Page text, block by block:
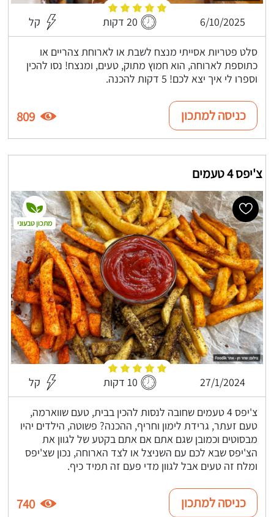
6/10/2025 20 דקות קל
סלט פטריות אסייתי מנצח לשבת או לארוחת צהריים או
כתוספת לארוחה, הוא חמוץ מתוק, טעים, ומנצח! נסו להכין
וספרו לי איך יצא לכם! 5 דקות להכנה.
כניסה למתכון 809
צ'יפס 4 טעמים
27/1/2024 10 דקות קל
צ'יפס 4 טעמים שחובה לנסות להכין בבית, טעם שווארמה,
טעם זעתר, גרידת לימון וחריף, ההכנה? פשוטה, הילדים יהיו
מבסוטים וכמובן שגם אתם אם אתם בקטע של לגוון את
הצ'יפס שבא לכם עם השניצל או לצד הארוחה, נכון שצ'יפס
ומלח זה טעים אבל לגוון מדי פעם זה תמיד כיף.
מתכון טבעוני
כניסה למתכון 740